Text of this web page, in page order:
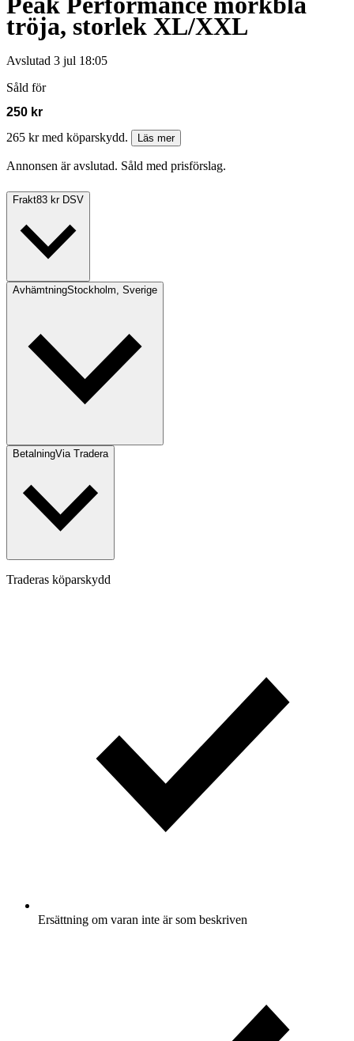
tröja, storlek XL/XXL
Avslutad 3 jul 18:05
Såld för
250 kr
265 kr med köparskydd.
Läs mer
Annonsen är avslutad. Såld med prisförslag.
Frakt83 kr DSV
AvhämtningStockholm, Sverige
BetalningVia Tradera
Traderas köparskydd
Ersättning om varan inte är som beskriven